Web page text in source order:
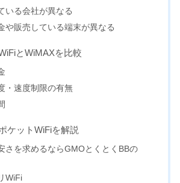
いる会社が異なる
や販売している端末が異なる
とWiMAXを比較
・速度制限の有無
ケットWiFiを解説
さを求めるならGMOとくとくBBの
WiFi